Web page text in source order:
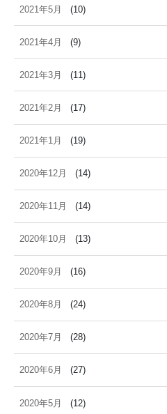
2021年5月 (10)
2021年4月 (9)
2021年3月 (11)
2021年2月 (17)
2021年1月 (19)
2020年12月 (14)
2020年11月 (14)
2020年10月 (13)
2020年9月 (16)
2020年8月 (24)
2020年7月 (28)
2020年6月 (27)
2020年5月 (12)